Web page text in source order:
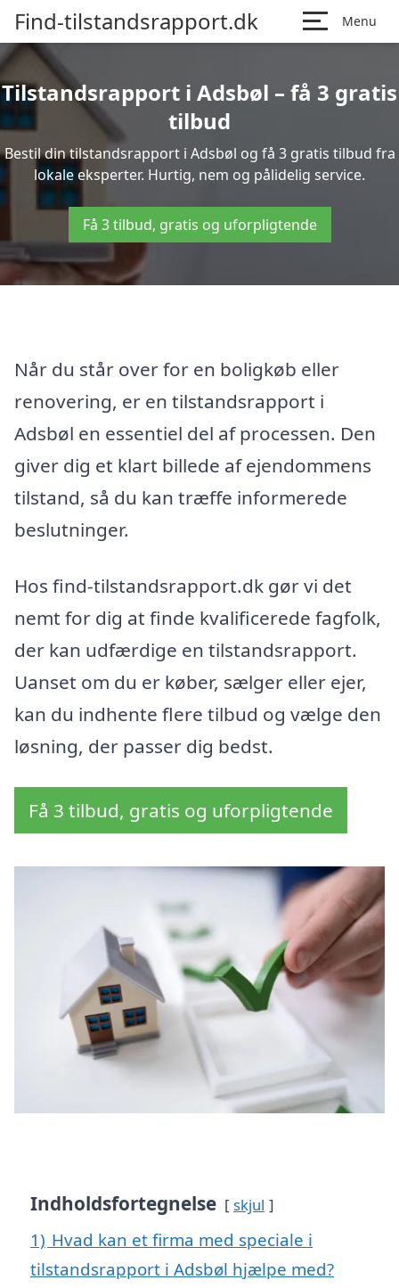
Find-tilstandsrapport.dk Menu
Tilstandsrapport i Adsbøl – få 3 gratis
tilbud
Bestil din tilstandsrapport i Adsbøl og få 3 gratis tilbud fra
lokale eksperter. Hurtig, nem og pålidelig service.
Få 3 tilbud, gratis og uforpligtende
Når du står over for en boligkøb eller
renovering, er en tilstandsrapport i
Adsbøl en essentiel del af processen. Den
giver dig et klart billede af ejendommens
tilstand, så du kan træffe informerede
beslutninger.
Hos find-tilstandsrapport.dk gør vi det
nemt for dig at finde kvalificerede fagfolk,
der kan udfærdige en tilstandsrapport.
Uanset om du er køber, sælger eller ejer,
kan du indhente flere tilbud og vælge den
løsning, der passer dig bedst.
Få 3 tilbud, gratis og uforpligtende
Indholdsfortegnelse skjul
1) Hvad kan et firma med speciale i
tilstandsrapport i Adsbøl hjælpe med?